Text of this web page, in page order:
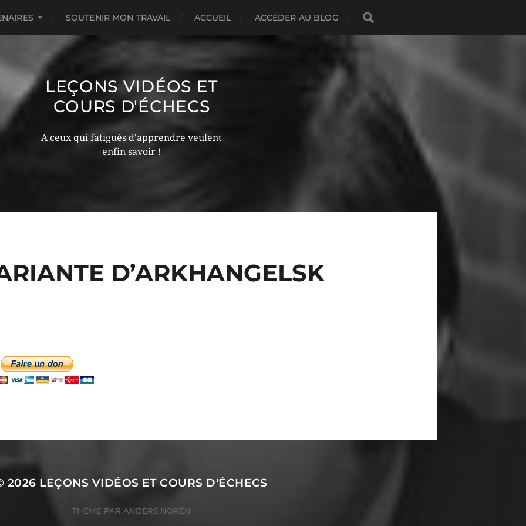
SOUTENIR MON TRAVAIL ACCUEIL ACCÉDER AU BLOG
LEÇONS VIDÉOS ET
COURS D'ÉCHECS
A ceux qui fatigués d'apprendre veulent
enfin savoir !
D’ARKHANGELSK
2026 LEÇONS VIDÉOS ET COURS D'ÉCHECS
THÈME PAR ANDERS NORÉN